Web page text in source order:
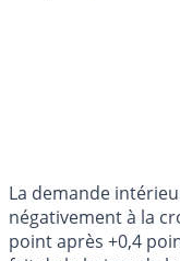
La demande
négativement à la
point après +0,4